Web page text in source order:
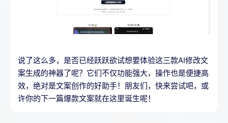
说了这么多，是否已经跃跃欲试想要体验这三款AI修改文
案生成的神器了呢？它们不仅功能强大，操作也是便捷高
效，绝对是文案创作的好助手！朋友们，快来尝试吧，或
许你的下一篇爆款文案就在这里诞生呢！